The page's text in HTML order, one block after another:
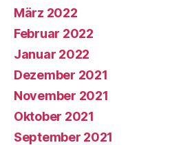
März 2022
Februar 2022
Januar 2022
Dezember 2021
November 2021
Oktober 2021
September 2021